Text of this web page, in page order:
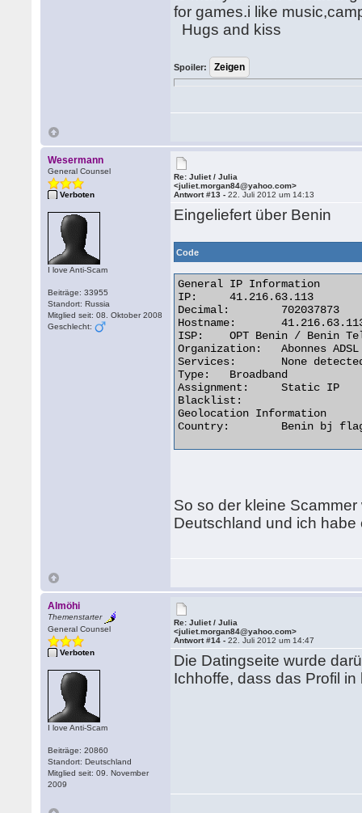
for games.i like
Hugs and kiss
Spoiler:
Wesermann
General Counsel
Verboten
I love Anti-Scam
Beiträge: 33955
Standort: Russia
Mitglied seit: 08. Oktober 2008
Geschlecht:
Re: Juliet / Julia
<juliet.morgan84@yahoo.com>
Antwort #13 -22. Juli 2012 um 14:13
Eingeliefert über Benin
Code
General IP Information
IP:	41.216.63.113
Decimal:	702037873
Hostname:	41.216.63.113
ISP:	OPT Benin / Benin Telecom
Organization:	Abonnes ADSL de Benin Telecoms a Akpakpa
Services:	None detected
Type:	Broadband
Assignment:	Static IP
Blacklist:
Geolocation Information
Country:	Benin bj flag
So so der kleine
Deutschland und ich
Almöhi
Themenstarter
General Counsel
Verboten
I love Anti-Scam
Beiträge: 20860
Standort: Deutschland
Mitglied seit: 09. November
2009
Re: Juliet / Julia
<juliet.morgan84@yahoo.com>
Antwort #14 -22. Juli 2012 um 14:47
Die Datingseite wurde
Ichhoffe, dass das Profil